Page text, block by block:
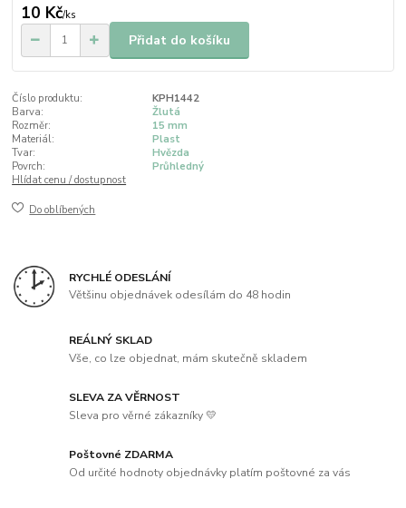
10 Kč/ks
Přidat do košíku
Číslo produktu:
KPH1442
Barva:
Žlutá
Rozměr:
15 mm
Materiál:
Plast
Tvar:
Hvězda
Povrch:
Průhledný
Hlídat cenu / dostupnost
Do oblíbených
RYCHLÉ ODESLÁNÍ
Většinu objednávek odesílám do 48 hodin
REÁLNÝ SKLAD
Vše, co lze objednat, mám skutečně skladem
SLEVA ZA VĚRNOST
Sleva pro věrné zákazníky 💛
Poštovné ZDARMA
Od určité hodnoty objednávky platím poštovné za vás